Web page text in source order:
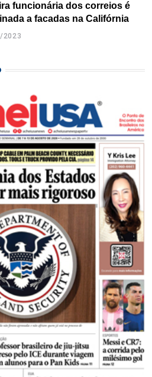
funcionária dos correios é
a facadas na Califórnia
2023